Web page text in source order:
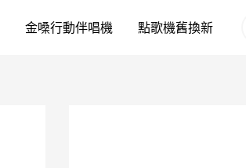
金嗓行動伴唱機 點歌機舊換新